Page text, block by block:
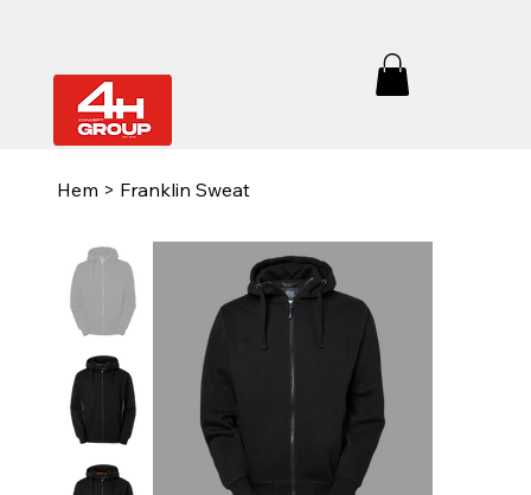
Hem > Franklin Sweat